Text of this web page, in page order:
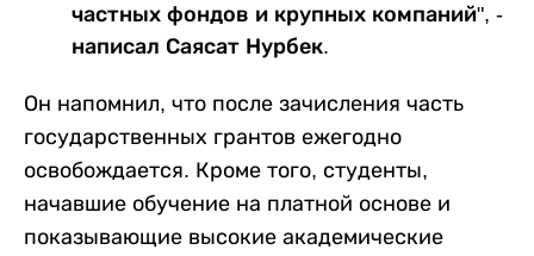
частных фондов и крупных компаний", -
написал Саясат Нурбек.
Он напомнил, что после зачисления часть
государственных грантов ежегодно
освобождается. Кроме того, студенты,
начавшие обучение на платной основе и
показывающие высокие академические